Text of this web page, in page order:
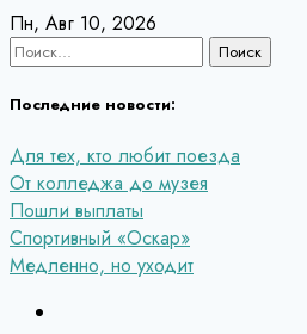
Перейти
к
Пн, Авг 10, 2026
Найти:
Последние новости:
Для тех, кто любит поезда
От колледжа до музея
Пошли выплаты
Спортивный «Оскар»
Медленно, но уходит